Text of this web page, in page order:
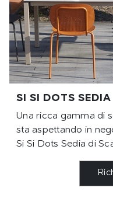
SI SI DOTS SEDIA
Una ricca gamma di
sta aspettando in
Si Si Dots Sedia di